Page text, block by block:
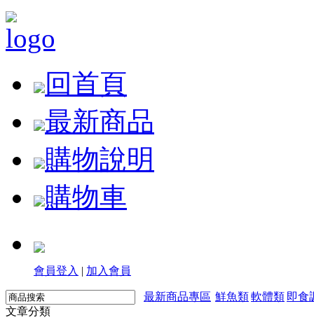
回首頁
最新商品
購物說明
購物車
會員登入 | 加入會員
最新商品專區 鮮魚類軟體類 即食
文章分類